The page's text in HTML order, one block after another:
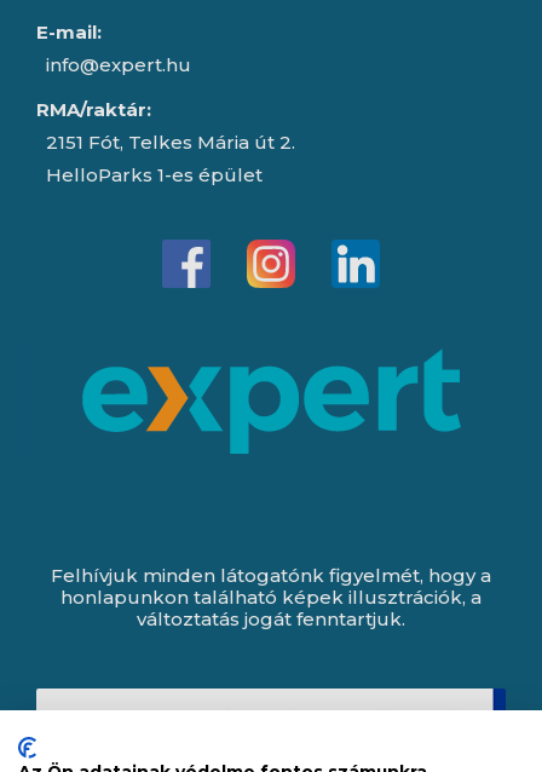
E-mail:
info@expert.hu
RMA/raktár:
2151 Fót, Telkes Mária út 2.
HelloParks 1-es épület
Felhívjuk minden látogatónk figyelmét, hogy a
honlapunkon található képek illusztrációk, a
változtatás jogát fenntartjuk.